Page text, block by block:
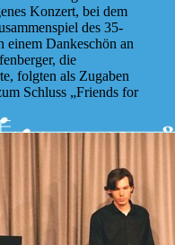
Konzert, bei dem
des 35-
einem Dankeschön an
die
folgten als Zugaben
Schluss „Friends for